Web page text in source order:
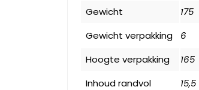
Gewicht
175
Gewicht verpakking
6
Hoogte verpakking
165
Inhoud randvol
15,5